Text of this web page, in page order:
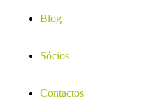
Blog
Sócios
Contactos